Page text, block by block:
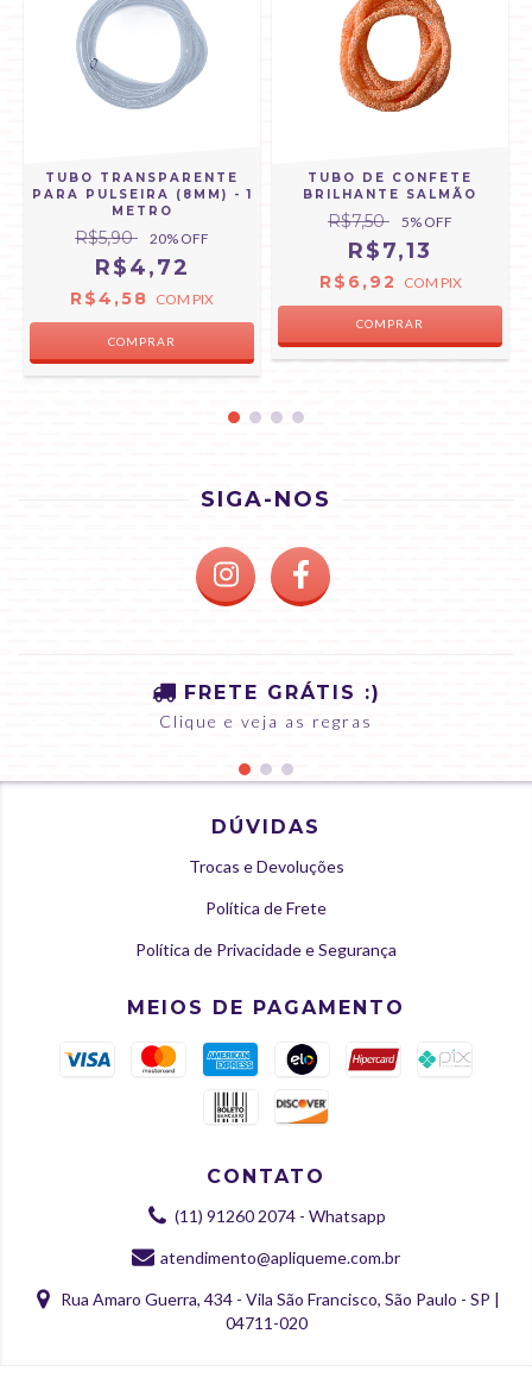
TUBO TRANSPARENTE
PARA PULSEIRA (8MM) - 1
METRO
R$5,90 20% OFF
R$4,72
R$4,58 COM PIX
TUBO DE CONFETE
BRILHANTE SALMÃO
R$7,50 5% OFF
R$7,13
R$6,92 COM PIX
COMPRAR
SIGA-NOS
FRETE GRÁTIS :)
Clique e veja as regras
DÚVIDAS
Trocas e Devoluções
Política de Frete
Política de Privacidade e Segurança
MEIOS DE PAGAMENTO
CONTATO
(11) 91260 2074 - Whatsapp
atendimento@apliqueme.com.br
Rua Amaro Guerra, 434 - Vila São Francisco, São Paulo - SP |
04711-020